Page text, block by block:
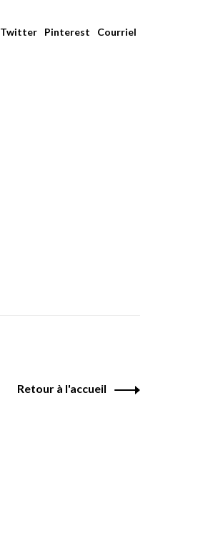
Twitter Pinterest Courriel
Retour à l'accueil